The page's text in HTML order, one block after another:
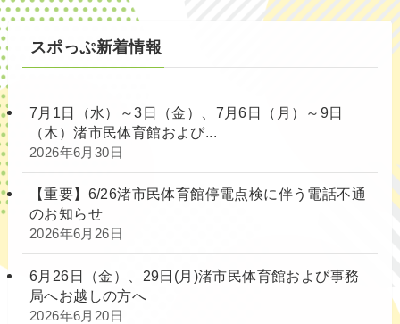
スポっぷ新着情報
7月1日（水）～3日（金）、7月6日（月）～9日
（木）渚市民体育館および...
2026年6月30日
【重要】6/26渚市民体育館停電点検に伴う電話不通
のお知らせ
2026年6月26日
6月26日（金）、29日(月)渚市民体育館および事務
局へお越しの方へ
2026年6月20日